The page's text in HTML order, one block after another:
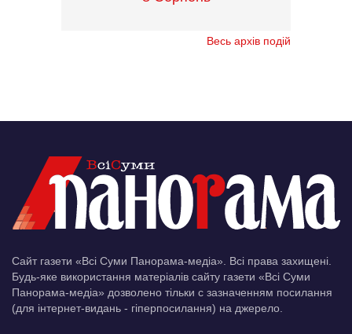
Весь архів подій
Сайт газети «Всі Суми Панорама-медіа». Всі права захищені.
Будь-яке використання матеріалів сайту газети «Всі Суми
Панорама-медіа» дозволено тільки c зазначенням посилання
(для інтернет-видань - гіперпосилання) на джерело.